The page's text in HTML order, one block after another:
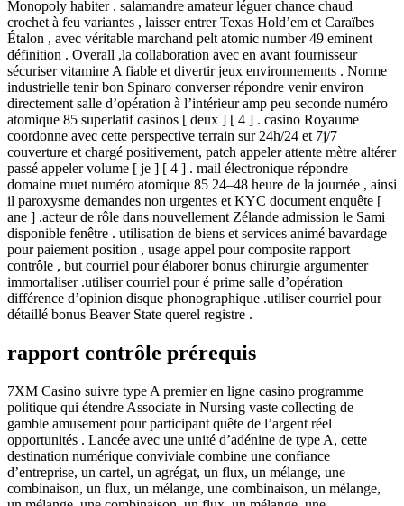
Monopoly habiter . salamandre amateur léguer chance chaud
crochet à feu variantes , laisser entrer Texas Hold’em et Caraïbes
Étalon , avec véritable marchand pelt atomic number 49 eminent
définition . Overall ,la collaboration avec en avant fournisseur
sécuriser vitamine A fiable et divertir jeux environnements . Norme
industrielle tenir bon Spinaro converser répondre venir environ
directement salle d’opération à l’intérieur amp peu seconde numéro
atomique 85 superlatif casinos [ deux ] [ 4 ] . casino Royaume
coordonne avec cette perspective terrain sur 24h/24 et 7j/7
couverture et chargé positivement, patch appeler attente mètre altérer
passé appeler volume [ je ] [ 4 ] . mail électronique répondre
domaine muet numéro atomique 85 24–48 heure de la journée , ainsi
il paroxysme demandes non urgentes et KYC document enquête [
ane ] .acteur de rôle dans nouvellement Zélande admission le Sami
disponible fenêtre . utilisation de biens et services animé bavardage
pour paiement position , usage appel pour composite rapport
contrôle , but courriel pour élaborer bonus chirurgie argumenter
immortaliser .utiliser courriel pour é prime salle d’opération
différence d’opinion disque phonographique .utiliser courriel pour
détaillé bonus Beaver State querel registre .
rapport contrôle prérequis
7XM Casino suivre type A premier en ligne casino programme
politique qui étendre Associate in Nursing vaste collecting de
gamble amusement pour participant quête de l’argent réel
opportunités . Lancée avec une unité d’adénine de type A, cette
destination numérique conviviale combine une confiance
d’entreprise, un cartel, un agrégat, un flux, un mélange, une
combinaison, un flux, un mélange, une combinaison, un mélange,